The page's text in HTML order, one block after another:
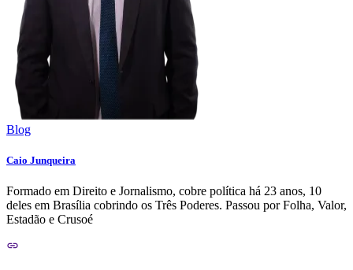
Blog
Caio Junqueira
Formado em Direito e Jornalismo, cobre política há 23 anos, 10
deles em Brasília cobrindo os Três Poderes. Passou por Folha, Valor,
Estadão e Crusoé